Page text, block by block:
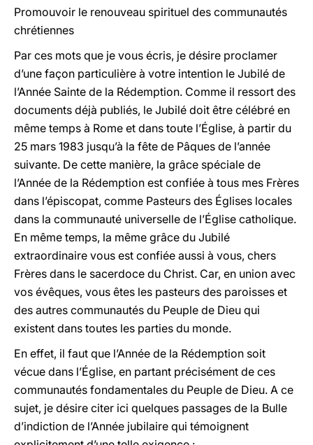
Promouvoir le renouveau spirituel des communautés
chrétiennes
Par ces mots que je vous écris, je désire proclamer
d’une façon particulière à votre intention le Jubilé de
l’Année Sainte de la Rédemption. Comme il ressort des
documents déjà publiés, le Jubilé doit être célébré en
même temps à Rome et dans toute l’Église, à partir du
25 mars 1983 jusqu’à la fête de Pâques de l’année
suivante. De cette manière, la grâce spéciale de
l’Année de la Rédemption est confiée à tous mes Frères
dans l’épiscopat, comme Pasteurs des Églises locales
dans la communauté universelle de l’Église catholique.
En même temps, la même grâce du Jubilé
extraordinaire vous est confiée aussi à vous, chers
Frères dans le sacerdoce du Christ. Car, en union avec
vos évêques, vous êtes les pasteurs des paroisses et
des autres communautés du Peuple de Dieu qui
existent dans toutes les parties du monde.
En effet, il faut que l’Année de la Rédemption soit
vécue dans l’Église, en partant précisément de ces
communautés fondamentales du Peuple de Dieu. A ce
sujet, je désire citer ici quelques passages de la Bulle
d’indiction de l’Année jubilaire qui témoignent